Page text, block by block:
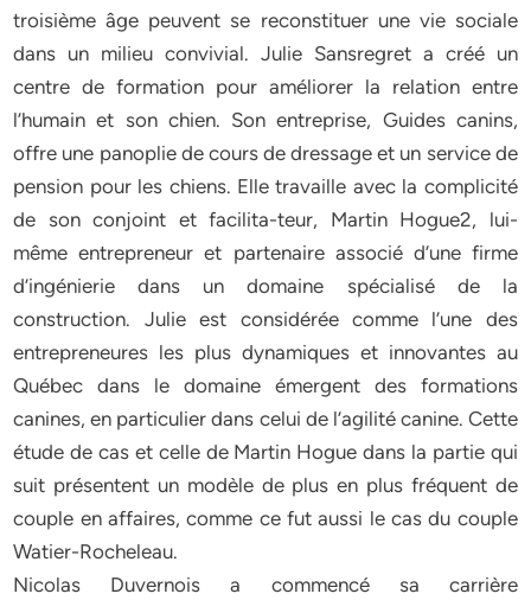
troisième âge peuvent se reconstituer une vie sociale
dans un milieu convivial. Julie Sansregret a créé un
centre de formation pour améliorer la relation entre
l’humain et son chien. Son entreprise, Guides canins,
offre une panoplie de cours de dressage et un service de
pension pour les chiens. Elle travaille avec la complicité
de son conjoint et facilita-teur, Martin Hogue2, lui-
même entrepreneur et partenaire associé d’une firme
d’ingénierie dans un domaine spécialisé de la
construction­. Julie est considérée comme l’une des
entrepreneures les plus dynamiques et innovantes au
Québec dans le domaine émergent des formations
canines, en particulier dans celui de l’agilité canine. Cette
étude de cas et celle de Martin Hogue dans la partie qui
suit présentent un modèle de plus en plus fréquent de
couple en affaires, comme ce fut aussi le cas du couple
Watier-Rocheleau.
Nicolas Duvernois a commencé sa carrière